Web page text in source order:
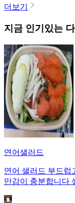
더보기
지금 인기있는
연어샐러드
연어 샐러드 부드럽
만감이 충분합니다